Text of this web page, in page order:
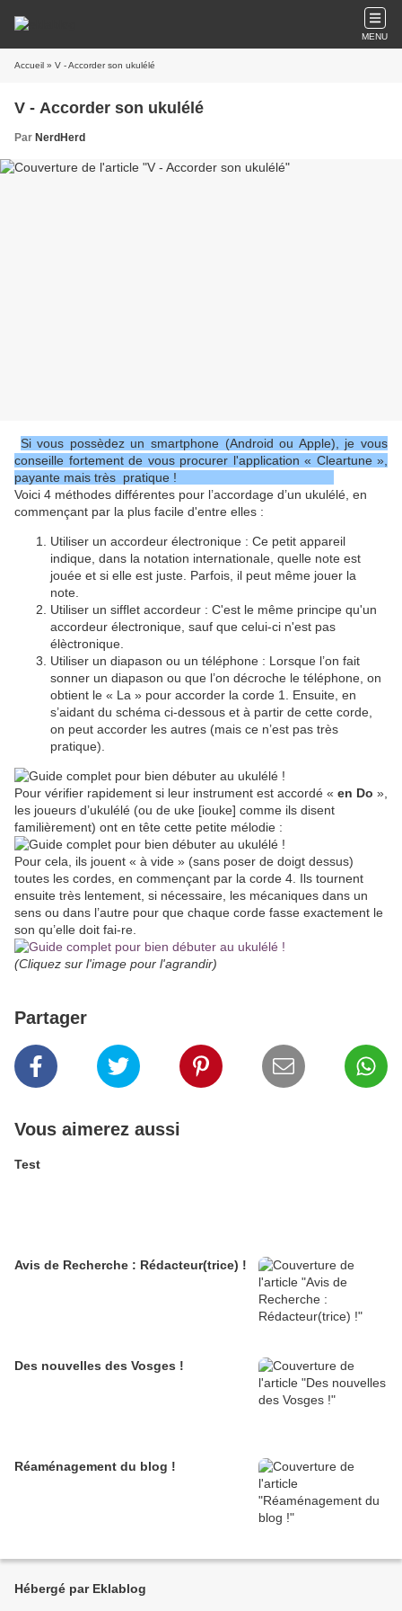
MENU
Accueil » V - Accorder son ukulélé
V - Accorder son ukulélé
Par NerdHerd
Si vous possèdez un smartphone (Android ou Apple), je vous
conseille fortement de vous procurer l'application « Cleartune»,
payante mais très pratique !
Voici 4 méthodes différentes pour l’accordage d’un ukulélé, en
commençant par la plus facile d'entre elles :
Utiliser un accordeur électronique : Ce petit appareil
indique, dans la notation internationale, quelle note est
jouée et si elle est juste. Parfois, il peut même jouer la
note.
Utiliser un sifflet accordeur : C'est le même principe qu'un
accordeur électronique, sauf que celui-ci n'est pas
élèctronique.
Utiliser un diapason ou un téléphone : Lorsque l’on fait
sonner un diapason ou que l’on décroche le téléphone, on
obtient le « La » pour accorder la corde 1. Ensuite, en
s’aidant du schéma ci-dessous et à partir de cette corde,
on peut accorder les autres (mais ce n’est pas très
pratique).
Pour vérifier rapidement si leur instrument est accordé « en Do »,
les joueurs d’ukulélé (ou de uke [iouke] comme ils disent
familièrement) ont en tête cette petite mélodie :
Pour cela, ils jouent « à vide » (sans poser de doigt dessus)
toutes les cordes, en commençant par la corde 4. Ils tournent
ensuite très lentement, si nécessaire, les mécaniques dans un
sens ou dans l’autre pour que chaque corde fasse exactement le
son qu’elle doit fai-re.
(Cliquez sur l'image pour l'agrandir)
Partager
Vous aimerez aussi
Test
Avis de Recherche : Rédacteur(trice) !
Des nouvelles des Vosges !
Réaménagement du blog !
Hébergé par Eklablog